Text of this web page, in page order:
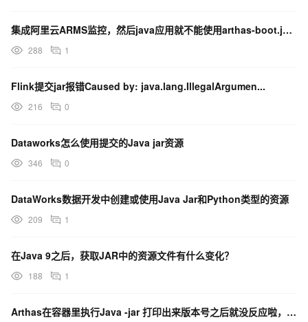
集成阿里云ARMS监控，然后java应用就不能使用arthas-boot.jar收集进程了？
288 1
Flink提交jar报错Caused by: java.lang.IllegalArgumen...
216 0
Dataworks怎么使用提交的Java jar资源
346 0
DataWorks数据开发中创建或使用Java Jar和Python类型的资源
209 1
在Java 9之后，获取JAR中的资源文件有什么变化？
188 1
Arthas在容器里执行Java -jar 打印出来版本号之后就没反应啦，这是啥问题呀？